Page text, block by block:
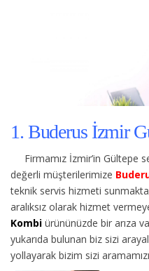
1. Buderus İzmir
Firmamız İzmir’in
değerli müşterilerimize
teknik servis hizmeti
aralıksız olarak hizmet
Kombi ürününüzde bir arıza
yukarıda bulunan biz sizi
yollayarak bizim sizi